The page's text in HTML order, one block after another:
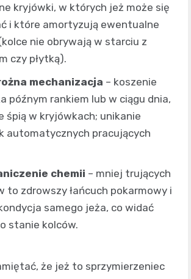
kryjówki, w których jeż może się
i które amortyzują ewentualne
nie obrywają w starciu z
czy płytką).
mechanizacja – koszenie
późnym rankiem lub w ciągu dnia,
śpią w kryjówkach; unikanie
automatycznych pracujących
chemii – mniej trujących
to zdrowszy łańcuch pokarmowy i
samego jeża, co widać
stanie kolców.
że jeż to sprzymierzeniec